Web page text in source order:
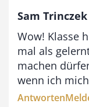
Sam Trinczek
Wow! Klasse
mal als
machen
wenn ich
Antworten